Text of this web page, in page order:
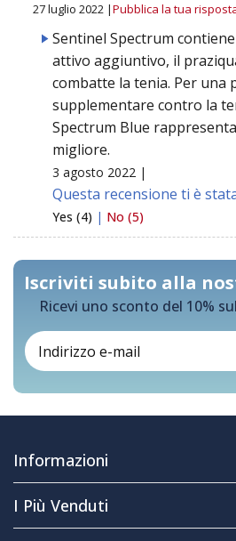
27 luglio 2022 |Pubblica la tua
Sentinel Spectrum
attivo aggiuntivo, il
combatte la tenia. Per una
supplementare contro la
Spectrum Blue
migliore.
3 agosto 2022 |
Questa recensione ti è
Yes (4) | No (5)
Iscriviti subito alla
Ricevi uno sconto del 10%
Informazioni
I Più Venduti